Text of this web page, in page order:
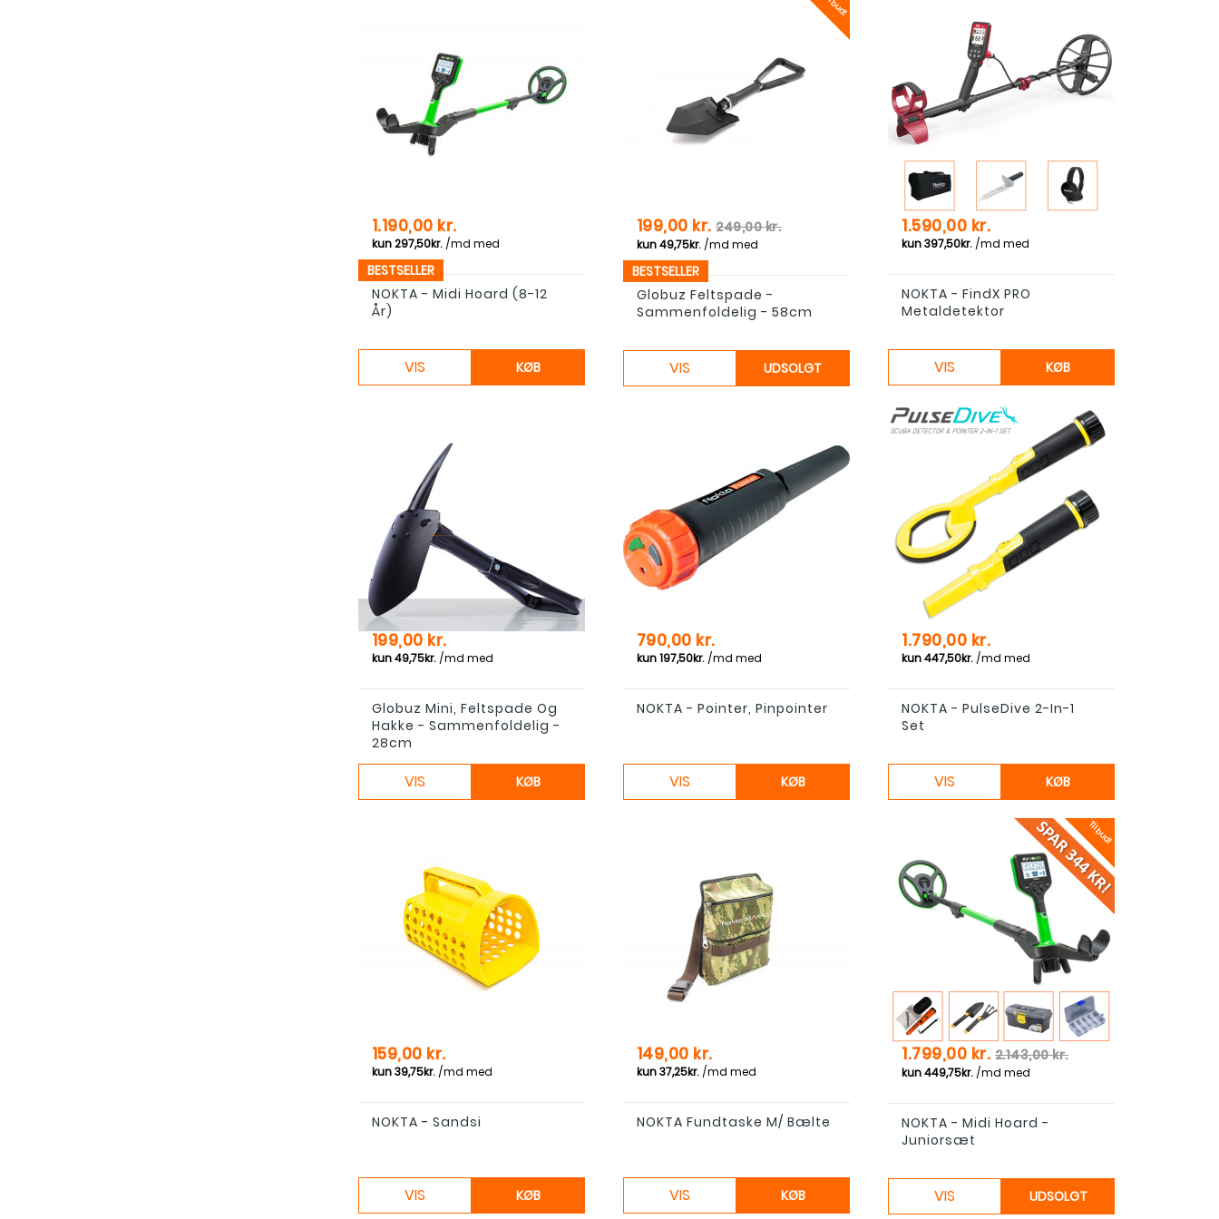
Pris
1.190,00 kr.
BESTSELLER
NOKTA - Midi Hoard (8-12
År)
VIS KØB
Pris
199,00 kr. Normal pris
249,00 kr.
BESTSELLER
Globuz Feltspade -
Sammenfoldelig - 58cm
VIS UDSOLGT
Pris
1.590,00 kr.
NOKTA - FindX PRO
Metaldetektor
VIS KØB
Pris
199,00 kr.
Globuz Mini, Feltspade Og
Hakke - Sammenfoldelig -
28cm
VIS KØB
Pris
790,00 kr.
NOKTA - Pointer, Pinpointer
VIS KØB
Pris
1.790,00 kr.
NOKTA - PulseDive 2-In-1
Set
VIS KØB
Pris
159,00 kr.
NOKTA - Sandsi
VIS KØB
Pris
149,00 kr.
NOKTA Fundtaske M/ Bælte
VIS KØB
Tilbud!
Pris
1.799,00 kr. Normal pris
2.143,00 kr.
NOKTA - Midi Hoard -
Juniorsæt
VIS UDSOLGT